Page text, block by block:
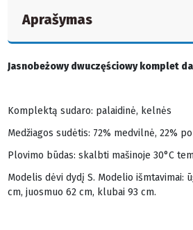
Aprašymas
Jasnobeżowy dwuczęściowy komplet
Komplektą sudaro: palaidinė, kelnės
Medžiagos sudėtis: 72% medvilnė, 22%
Plovimo būdas: skalbti mašinoje 30°C
Modelis dėvi dydį S. Modelio išmtavimai:
cm, juosmuo 62 cm, klubai 93 cm.